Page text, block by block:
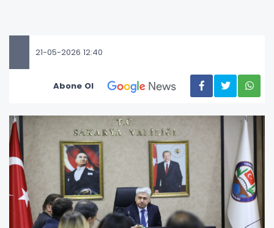
21-05-2026 12:40
Abone Ol